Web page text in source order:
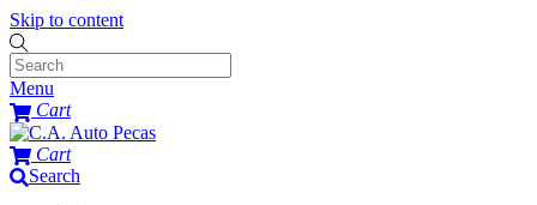
Skip to content
Menu
Cart
Cart
Search